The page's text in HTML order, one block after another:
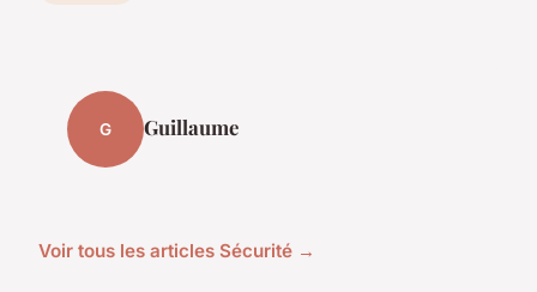
G Guillaume
Voir tous les articles Sécurité →